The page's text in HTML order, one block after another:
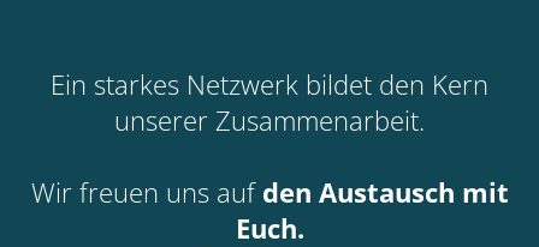
Ein starkes Netzwerk bildet den Kern
unserer Zusammenarbeit.
Wir freuen uns auf den Austausch mit
Euch.